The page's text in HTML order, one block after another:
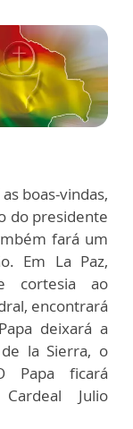
boas-vindas,
do presidente
fará um
Em La Paz,
cortesia ao
encontrará
deixará a
la Sierra, o
Papa ficará
Julio